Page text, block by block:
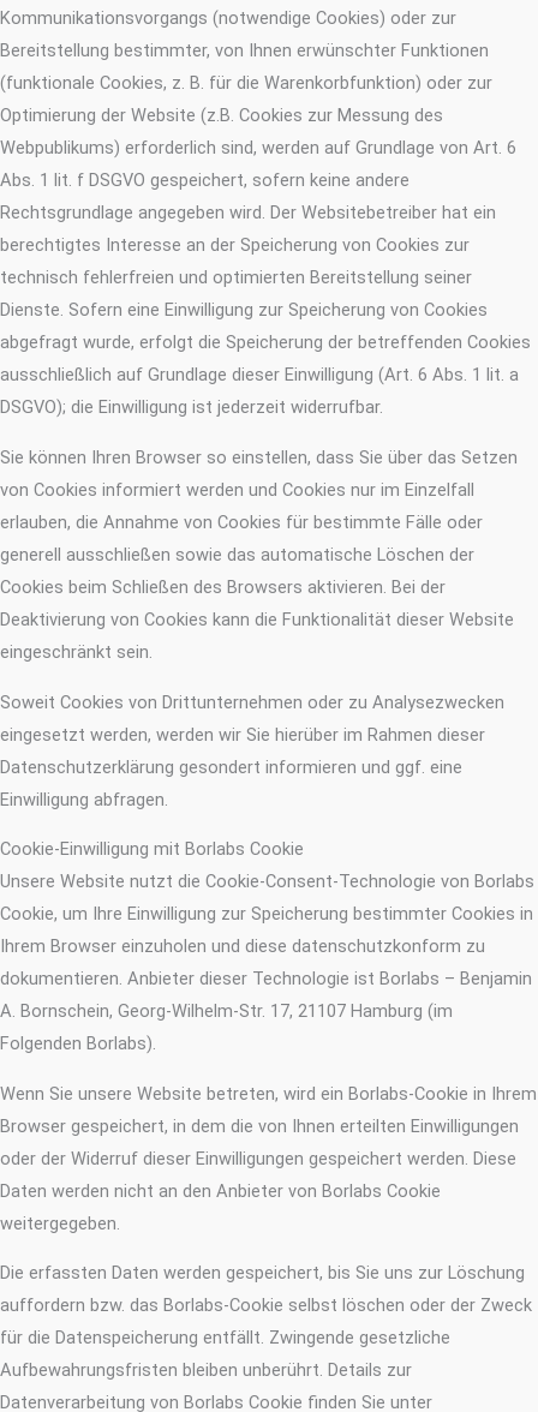
Kommunikationsvorgangs (notwendige Cookies) oder zur
Bereitstellung bestimmter, von Ihnen erwünschter Funktionen
(funktionale Cookies, z. B. für die Warenkorbfunktion) oder zur
Optimierung der Website (z.B. Cookies zur Messung des
Webpublikums) erforderlich sind, werden auf Grundlage von Art. 6
Abs. 1 lit. f DSGVO gespeichert, sofern keine andere
Rechtsgrundlage angegeben wird. Der Websitebetreiber hat ein
berechtigtes Interesse an der Speicherung von Cookies zur
technisch fehlerfreien und optimierten Bereitstellung seiner
Dienste. Sofern eine Einwilligung zur Speicherung von Cookies
abgefragt wurde, erfolgt die Speicherung der betreffenden Cookies
ausschließlich auf Grundlage dieser Einwilligung (Art. 6 Abs. 1 lit. a
DSGVO); die Einwilligung ist jederzeit widerrufbar.
Sie können Ihren Browser so einstellen, dass Sie über das Setzen
von Cookies informiert werden und Cookies nur im Einzelfall
erlauben, die Annahme von Cookies für bestimmte Fälle oder
generell ausschließen sowie das automatische Löschen der
Cookies beim Schließen des Browsers aktivieren. Bei der
Deaktivierung von Cookies kann die Funktionalität dieser Website
eingeschränkt sein.
Soweit Cookies von Drittunternehmen oder zu Analysezwecken
eingesetzt werden, werden wir Sie hierüber im Rahmen dieser
Datenschutzerklärung gesondert informieren und ggf. eine
Einwilligung abfragen.
Cookie-Einwilligung mit Borlabs Cookie
Unsere Website nutzt die Cookie-Consent-Technologie von Borlabs
Cookie, um Ihre Einwilligung zur Speicherung bestimmter Cookies in
Ihrem Browser einzuholen und diese datenschutzkonform zu
dokumentieren. Anbieter dieser Technologie ist Borlabs – Benjamin
A. Bornschein, Georg-Wilhelm-Str. 17, 21107 Hamburg (im
Folgenden Borlabs).
Wenn Sie unsere Website betreten, wird ein Borlabs-Cookie in Ihrem
Browser gespeichert, in dem die von Ihnen erteilten Einwilligungen
oder der Widerruf dieser Einwilligungen gespeichert werden. Diese
Daten werden nicht an den Anbieter von Borlabs Cookie
weitergegeben.
Die erfassten Daten werden gespeichert, bis Sie uns zur Löschung
auffordern bzw. das Borlabs-Cookie selbst löschen oder der Zweck
für die Datenspeicherung entfällt. Zwingende gesetzliche
Aufbewahrungsfristen bleiben unberührt. Details zur
Datenverarbeitung von Borlabs Cookie finden Sie unter